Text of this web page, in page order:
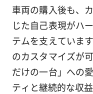
車両の購入後も、
じた自己表現がハ
テムを支えていま
のカスタマイズが
だけの一台」への
ティと継続的な収